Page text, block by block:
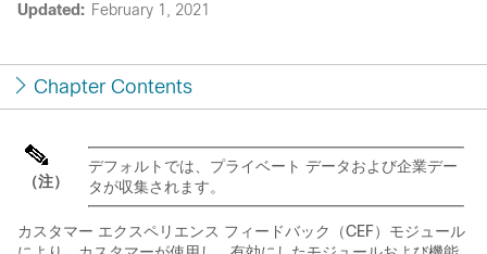
Updated: February 1, 2021
Chapter Contents
（注）
デフォルトでは、プライベート データおよび企業デー
タが収集されます。
カスタマー エクスペリエンス フィードバック（CEF）モジュール